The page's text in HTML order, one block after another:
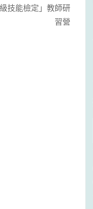
技能檢定」教師研
習營